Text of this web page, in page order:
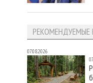
РЕКОМЕНДУЕМЫЕ
07.08.2026